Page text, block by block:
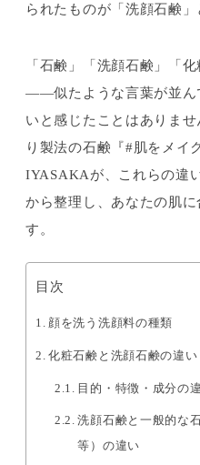
られたものが「洗顔石鹸」
「石鹸」「洗顔石鹸」「
——似たような言葉が並ん
いと感じたことはありま
り製法の石鹸『#肌をメイ
IYASAKAが、これらの違
から整理し、あなたの肌
す。
目次
顔を洗う洗顔料の種類
化粧石鹸と洗顔石鹸の違い
目的・特徴・成分の
洗顔石鹸と一般的な
等）の違い